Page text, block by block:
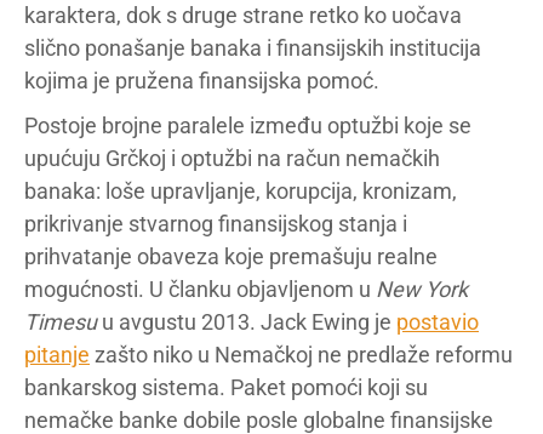
karaktera, dok s druge strane retko ko uočava
slično ponašanje banaka i finansijskih institucija
kojima je pružena finansijska pomoć.
Postoje brojne paralele između optužbi koje se
upućuju Grčkoj i optužbi na račun nemačkih
banaka: loše upravljanje, korupcija, kronizam,
prikrivanje stvarnog finansijskog stanja i
prihvatanje obaveza koje premašuju realne
mogućnosti. U članku objavljenom u New York
Timesuu avgustu 2013. Jack Ewing je postavio
pitanje zašto niko u Nemačkoj ne predlaže reformu
bankarskog sistema. Paket pomoći koji su
nemačke banke dobile posle globalne finansijske